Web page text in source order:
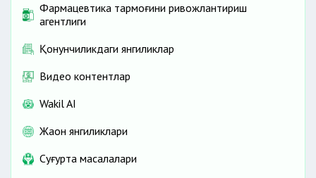
Фармацевтика тармоғини ривожлантириш
агентлиги
Қонунчиликдаги янгиликлар
Видео контентлар
Wakil AI
Жаҳон янгиликлари
Cуғурта масалалари